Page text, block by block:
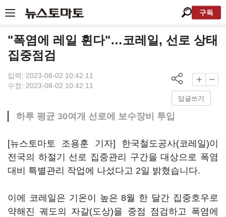
구독
"폭염에 레일 휜다"…코레일, 선로 상태
집중점검
입력: 2023-08-02 10:42:11
수정: 2023-08-02 10:42:11
답글쓰기
하루 평균 30여개 선로에 보수장비 투입
[뉴스토마토 조용훈 기자] 한국철도공사(코레일)이
전국의 하절기 선로 집중관리 구간을 대상으로 폭염
대비 특별관리 작업에 나섰다고 2일 밝혔습니다.
이에 코레일은 기온이 높은 8월 한 달간 집중호우로
약해진 궤도의 자갈(도상)을 중점 점검하고 폭염에